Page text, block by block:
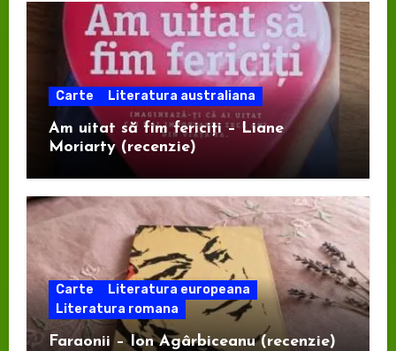
Carte Literatura australiana
Am uitat să fim fericiți – Liane
Moriarty (recenzie)
Carte
Literatura europeana
Literatura romana
Faraonii – Ion Agârbiceanu (recenzie)